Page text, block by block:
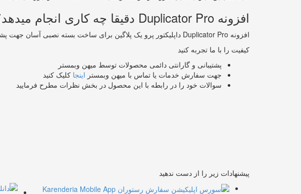
افزونه Duplicator Pro دقیقا چه کاری انجام میدهد؟
افزونه Duplicator Pro داپلیکتور پرو یک پلاگین برای ساخت بسته نصبی آسان جهت پشتیبان گیری از کل سایت و انتقال آن می باشد.
کیفیت را با ما تجربه کنید
پشتیبانی و گارانتی دائمی محصولات توسط میهن وبمستر
جهت سفارش خدمات یا تماس با میهن وبمستر اینجا کلیک کنید
سوالات خود را در رابطه با این محصول در بخش نظرات مطرح فرمایید
پیشنهادات زیر را از دست ندهید